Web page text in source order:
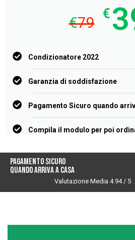
€79 €
Condizionatore 2022
Garanzia di soddisfazione
Pagamento Sicuro quando
Compila il modulo per poi
Pagamento Sicuro
quando arriva a casa
Valutazione Media 4.94 / 5